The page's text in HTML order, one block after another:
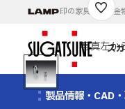
印の家具・建築金
ス
製品情報・CAD
写真左